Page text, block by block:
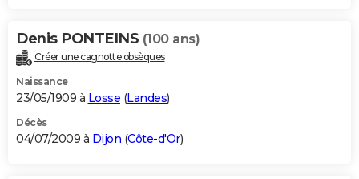
Denis PONTEINS (100 ans)
Créer une cagnotte obsèques
Naissance
23/05/1909 à Losse (Landes)
Décès
04/07/2009 à Dijon (Côte-d'Or)